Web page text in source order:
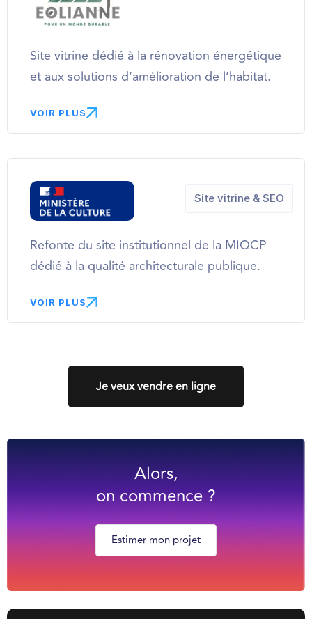
Site vitrine dédié à la rénovation énergétique
et aux solutions d’amélioration de l’habitat.
VOIR PLUS
Refonte du site institutionnel de la MIQCP
dédié à la qualité architecturale publique.
VOIR PLUS
Site vitrine & SEO
Je veux vendre en ligne
Alors,
on commence ?
Estimer mon projet